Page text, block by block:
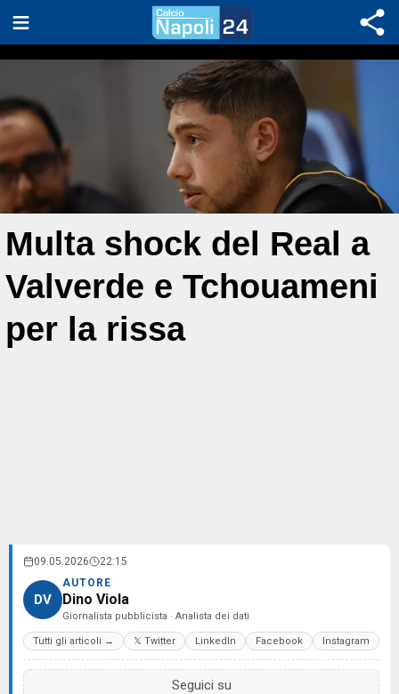
Multa shock del Real a
Valverde e Tchouameni
per la rissa
09.05.2026 22:15
DV
AUTORE
Dino Viola
Giornalista pubblicista · Analista dei dati
Tutti gli articoli → 𝕏 Twitter LinkedIn Facebook Instagram
Seguici su